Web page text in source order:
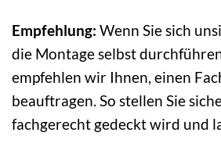
Empfehlung: Wenn Sie sich
die Montage selbst
empfehlen wir Ihnen, einen
beauftragen. So stellen Sie
fachgerecht gedeckt wird und